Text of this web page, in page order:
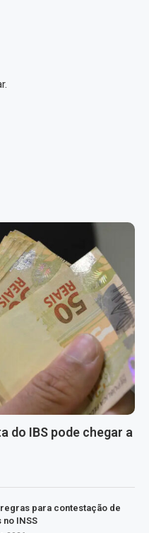
do IBS pode chegar a
para contestação de
INSS